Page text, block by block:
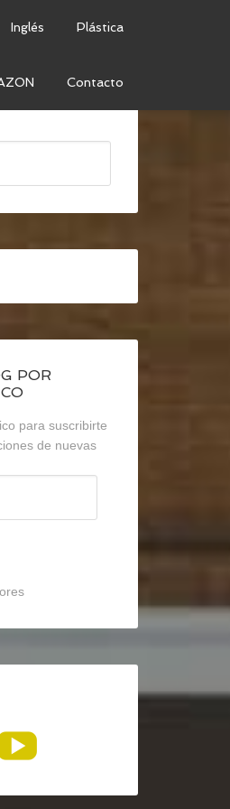
Inglés Plástica
Contacto
POR
para suscribirte
de nuevas